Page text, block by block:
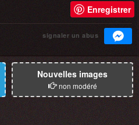
Enregistrer
signaler un abus
Nouvelles images
non modéré